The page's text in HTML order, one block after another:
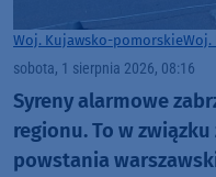
Woj. Kujawsko-pomorskieWoj.
sobota, 1 sierpnia 2026, 08:16
Syreny alarmowe
regionu. To w
powstania